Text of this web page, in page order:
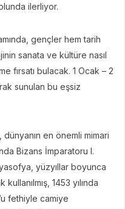
ilerliyor.
gençler hem tarih
sanata ve kültüre nasıl
fırsatı bulacak. 1 Ocak – 2
sunulan bu eşsiz
en önemli mimari
Bizans İmparatoru I.
yüzyıllar boyunca
1453 yılında
fethiyle camiye